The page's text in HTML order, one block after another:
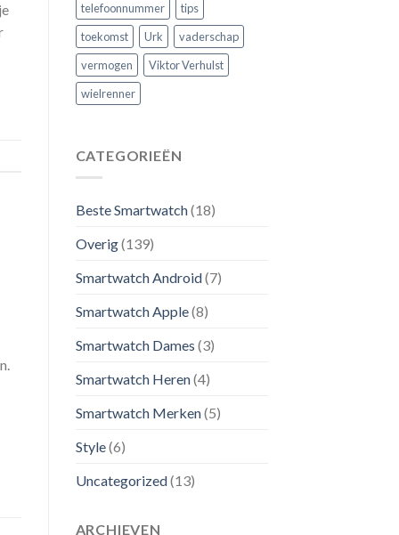
telefoonnummer
tips
toekomst
Urk
vaderschap
vermogen
Viktor Verhulst
wielrenner
CATEGORIEËN
Beste Smartwatch(18)
Overig(139)
Smartwatch Android(7)
Smartwatch Apple(8)
Smartwatch Dames (3)
Smartwatch Heren(4)
Smartwatch Merken(5)
Style(6)
Uncategorized(13)
ARCHIEVEN